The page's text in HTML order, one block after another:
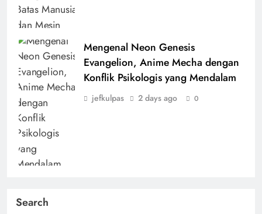
Mengenal Neon Genesis
Evangelion, Anime Mecha dengan
Konflik Psikologis yang Mendalam
jefkulpas 2 days ago 0
Search